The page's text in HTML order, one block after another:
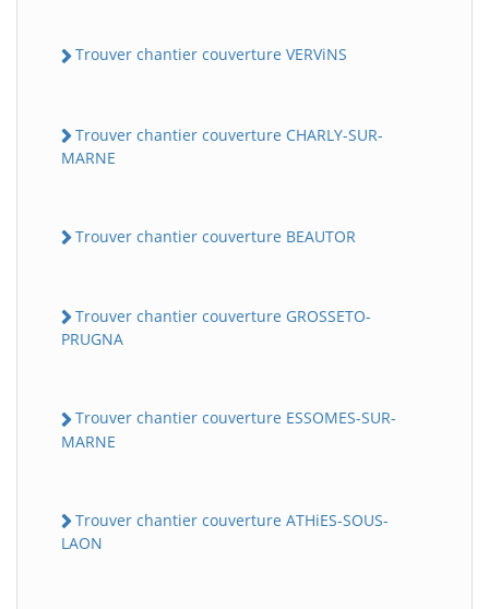
Trouver chantier couverture VERViNS
Trouver chantier couverture CHARLY-SUR-
MARNE
Trouver chantier couverture BEAUTOR
Trouver chantier couverture GROSSETO-
PRUGNA
Trouver chantier couverture ESSOMES-SUR-
MARNE
Trouver chantier couverture ATHiES-SOUS-
LAON